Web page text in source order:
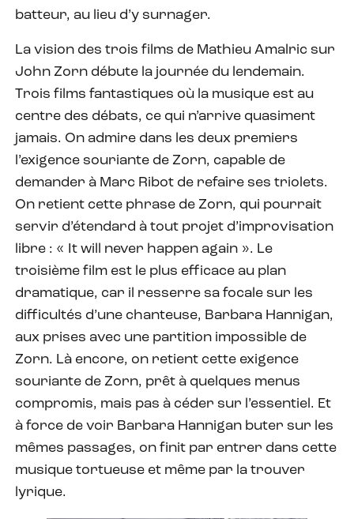
batteur, au lieu d’y surnager.
La vision des trois films de Mathieu Amalric sur
John Zorn débute la journée du lendemain.
Trois films fantastiques où la musique est au
centre des débats, ce qui n’arrive quasiment
jamais. On admire dans les deux premiers
l’exigence souriante de Zorn, capable de
demander à Marc Ribot de refaire ses triolets.
On retient cette phrase de Zorn, qui pourrait
servir d’étendard à tout projet d’improvisation
libre : « It will never happen again ». Le
troisième film est le plus efficace au plan
dramatique, car il resserre sa focale sur les
difficultés d’une chanteuse, Barbara Hannigan,
aux prises avec une partition impossible de
Zorn. Là encore, on retient cette exigence
souriante de Zorn, prêt à quelques menus
compromis, mais pas à céder sur l’essentiel. Et
à force de voir Barbara Hannigan buter sur les
mêmes passages, on finit par entrer dans cette
musique tortueuse et même par la trouver
lyrique.